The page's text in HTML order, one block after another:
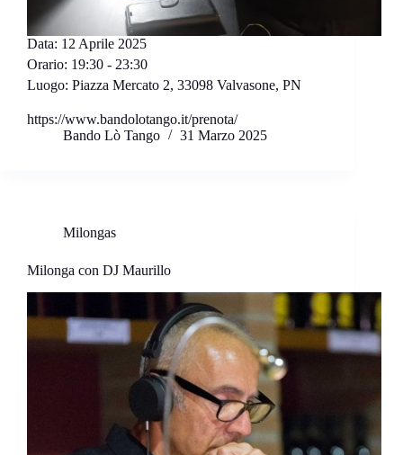
Data: 12 Aprile 2025
Orario: 19:30 - 23:30
Luogo: Piazza Mercato 2, 33098 Valvasone, PN
https://www.bandolotango.it/prenota/
Bando Lò Tango
31 Marzo 2025
Milongas
Milonga con DJ Maurillo